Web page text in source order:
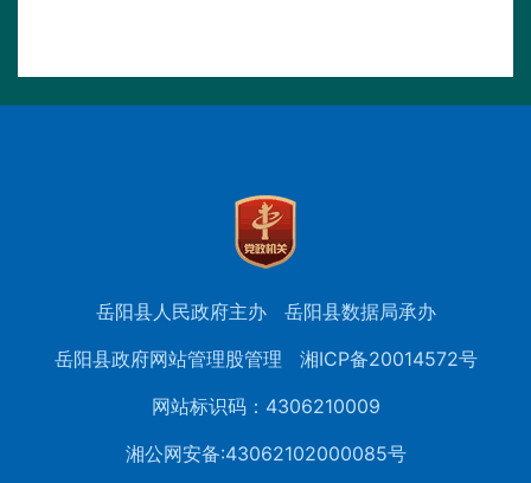
岳阳县人民政府主办
岳阳县数据局承办
岳阳县政府网站管理股管理
湘ICP备20014572号
网站标识码：4306210009
湘公网安备:43062102000085号